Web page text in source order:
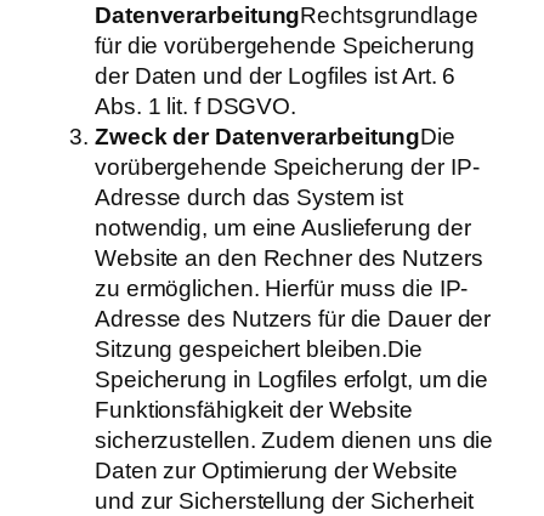
DatenverarbeitungRechtsgrundlage
für die vorübergehende Speicherung
der Daten und der Logfiles ist Art. 6
Abs. 1 lit. f DSGVO.
Zweck der DatenverarbeitungDie
vorübergehende Speicherung der IP-
Adresse durch das System ist
notwendig, um eine Auslieferung der
Website an den Rechner des Nutzers
zu ermöglichen. Hierfür muss die IP-
Adresse des Nutzers für die Dauer der
Sitzung gespeichert bleiben.Die
Speicherung in Logfiles erfolgt, um die
Funktionsfähigkeit der Website
sicherzustellen. Zudem dienen uns die
Daten zur Optimierung der Website
und zur Sicherstellung der Sicherheit